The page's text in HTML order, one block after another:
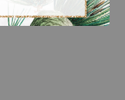
人島玩具團隊敬上。